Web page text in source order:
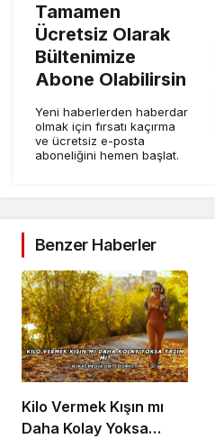
Tamamen
Ücretsiz Olarak
Bültenimize
Abone Olabilirsin
Yeni haberlerden haberdar
olmak için fırsatı kaçırma
ve ücretsiz e-posta
aboneliğini hemen başlat.
Benzer Haberler
Kilo Vermek Kışın mı
Daha Kolay Yoksa